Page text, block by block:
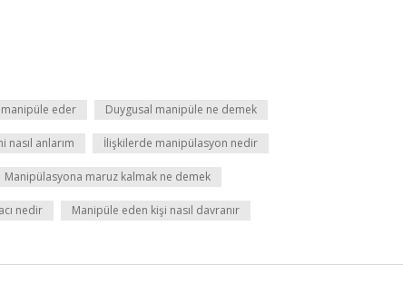
manipüle eder Duygusal manipüle ne demek
anlarım İlişkilerde manipülasyon nedir
Manipülasyona maruz kalmak ne demek
nedir Manipüle eden kişi nasıl davranır